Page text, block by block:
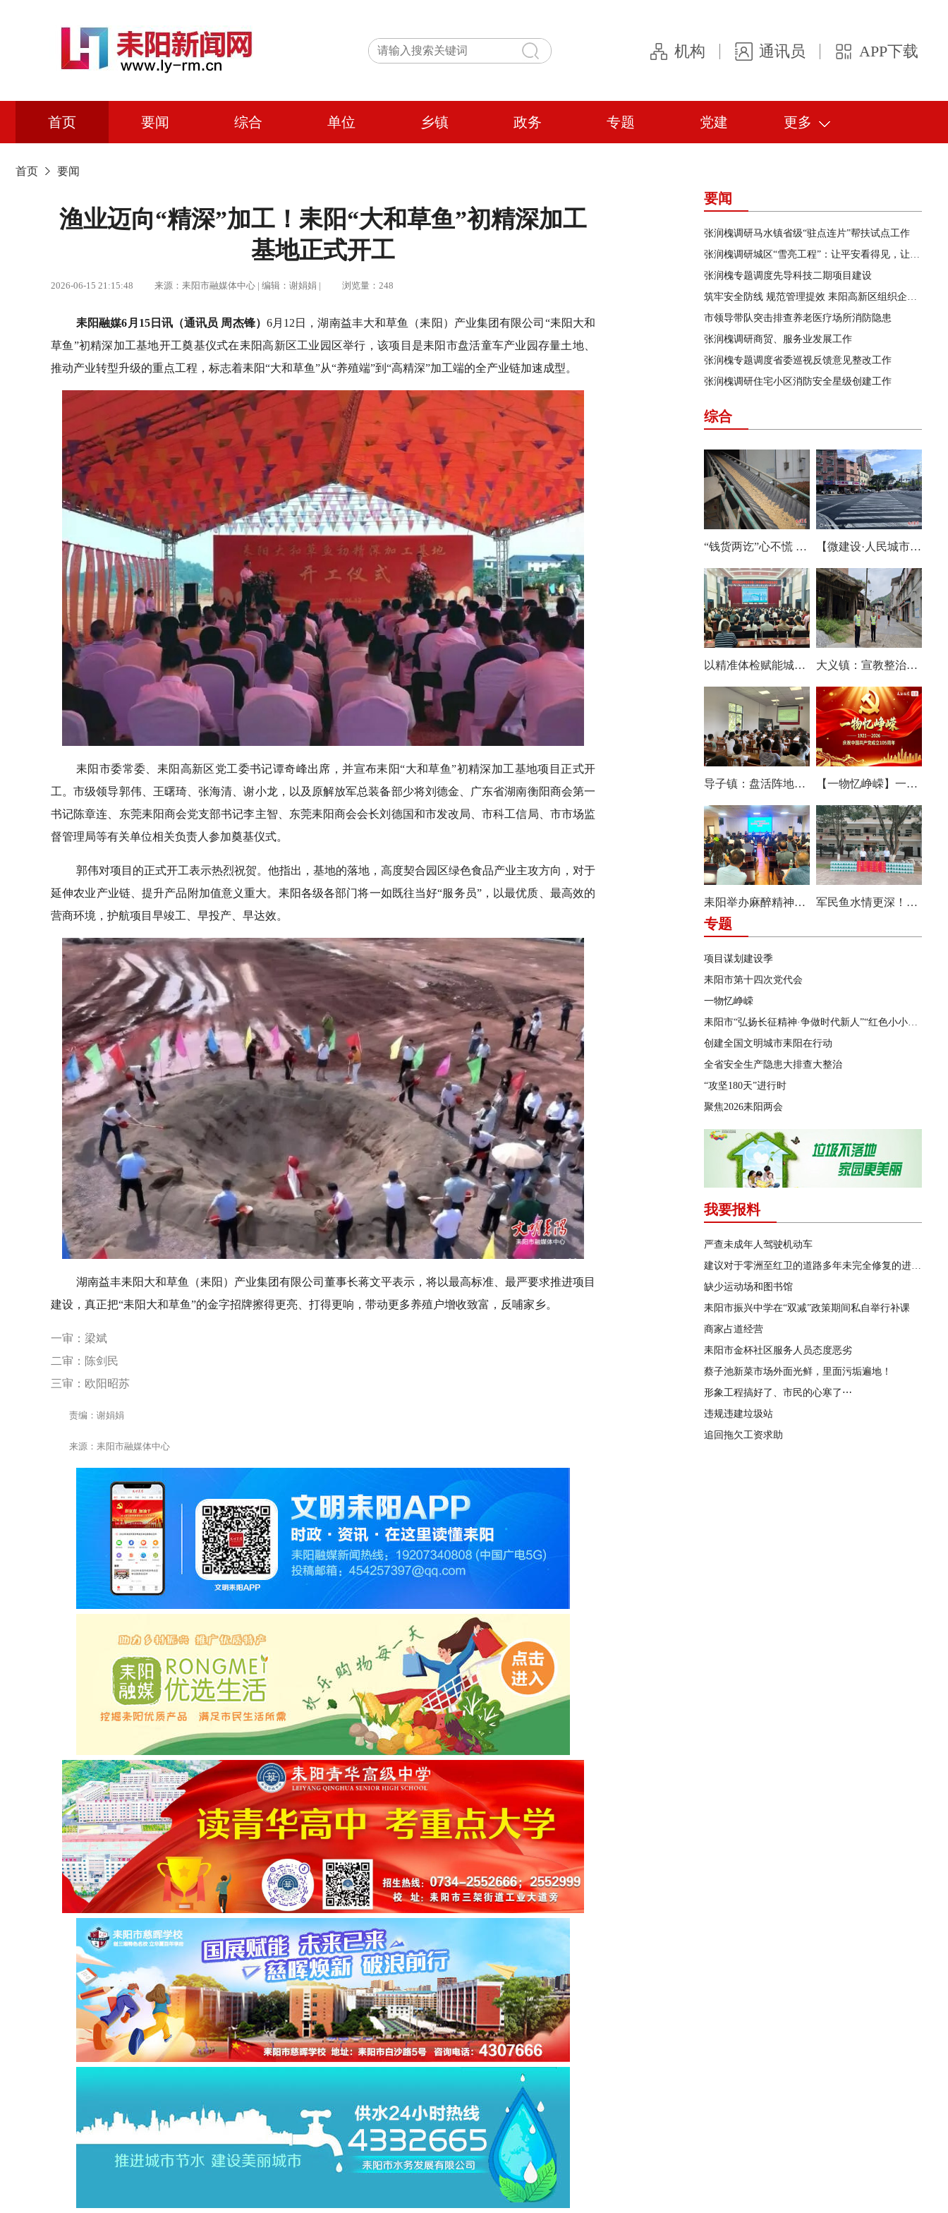
机构 通讯员 APP下载
首页 要闻 综合 单位 乡镇 政务 专题 党建 更多
首页 要闻
渔业迈向“精深”加工！耒阳“大和草鱼”初精深加工
基地正式开工
2026-06-15 21:15:48 来源：耒阳市融媒体中心 | 编辑：谢娟娟 | 浏览量：248
耒阳融媒6月15日讯（通讯员 周杰锋） 6月12日，湖南益丰大和草鱼（耒阳）产业集团有限公司“耒阳大和
草鱼”初精深加工基地开工奠基仪式在耒阳高新区工业园区举行，该项目是耒阳市盘活童车产业园存量土地、
推动产业转型升级的重点工程，标志着耒阳“大和草鱼”从“养殖端”到“高精深”加工端的全产业链加速成型。
耒阳市委常委、耒阳高新区党工委书记谭奇峰出席，并宣布耒阳“大和草鱼”初精深加工基地项目正式开
工。市级领导郭伟、王曙琦、张海清、谢小龙，以及原解放军总装备部少将刘德金、广东省湖南衡阳商会第一
书记陈章连、东莞耒阳商会党支部书记李主智、东莞耒阳商会会长刘德国和市发改局、市科工信局、市市场监
督管理局等有关单位相关负责人参加奠基仪式。
郭伟对项目的正式开工表示热烈祝贺。他指出，基地的落地，高度契合园区绿色食品产业主攻方向，对于
延伸农业产业链、提升产品附加值意义重大。耒阳各级各部门将一如既往当好“服务员”，以最优质、最高效的
营商环境，护航项目早竣工、早投产、早达效。
湖南益丰耒阳大和草鱼（耒阳）产业集团有限公司董事长蒋文平表示，将以最高标准、最严要求推进项目
建设，真正把“耒阳大和草鱼”的金字招牌擦得更亮、打得更响，带动更多养殖户增收致富，反哺家乡。
一审：梁斌
二审：陈剑民
三审：欧阳昭苏
责编：谢娟娟
来源：耒阳市融媒体中心
要闻
张润槐调研马水镇省级“驻点连片”帮扶试点工作
张润槐调研城区“雪亮工程”：让平安看得见，让守护在身边
张润槐专题调度先导科技二期项目建设
筑牢安全防线 规范管理提效 耒阳高新区组织企业开展交流学习活动
市领导带队突击排查养老医疗场所消防隐患
张润槐调研商贸、服务业发展工作
张润槐专题调度省委巡视反馈意见整改工作
张润槐调研住宅小区消防安全星级创建工作
综合
“钱货两讫”心不慌 耒阳夏粮收购跑出“加速度” 【微建设·人民城市为人民】回应民生期盼 畅通便民“舒心路”
以精准体检赋能城市更新 耒阳启动2026年城市体检工作 大义镇：宣教整治齐发力 守牢群众“平安路”
导子镇：盘活阵地树标杆 “村口托管”惠民生 【一物忆峥嵘】一纸家国情，雪域赤子心
耒阳举办麻醉精神药品管理专题培训班 军民鱼水情更深！耒阳慰问驻训武警官兵，共话双拥新篇章
专题
项目谋划建设季
耒阳市第十四次党代会
一物忆峥嵘
耒阳市“弘扬长征精神·争做时代新人”“红色小小讲解员”决赛
创建全国文明城市耒阳在行动
全省安全生产隐患大排查大整治
“攻坚180天”进行时
聚焦2026耒阳两会
我要报料
严查未成年人驾驶机动车
建议对于零洲至红卫的道路多年未完全修复的进行修复
缺少运动场和图书馆
耒阳市振兴中学在“双减”政策期间私自举行补课
商家占道经营
耒阳市金杯社区服务人员态度恶劣
蔡子池新菜市场外面光鲜，里面污垢遍地！
形象工程搞好了、市民的心寒了⋯
违规违建垃圾站
追回拖欠工资求助